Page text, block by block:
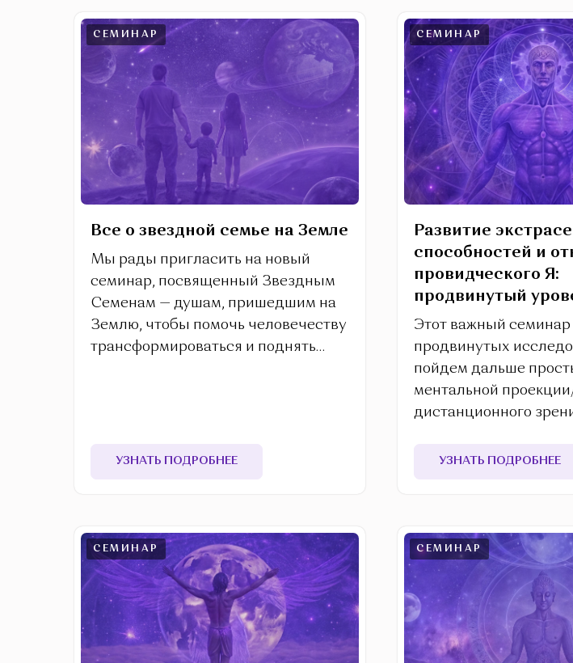
СЕМИНАР
Все о звездной семье на Земле
Мы рады пригласить на новый
семинар, посвященный Звездным
Семенам — душам, пришедшим на
Землю, чтобы помочь человечеству
трансформироваться и поднять
УЗНАТЬ ПОДРОБНЕЕ
СЕМИНАР
Развитие
способностей и
провидческого Я:
продвинутый
Этот важный семинар
продвинутых
пойдем дальше
ментальной
дистанционного
объемные процессы.
УЗНАТЬ ПОДРОБНЕЕ
СЕМИНАР СЕМИНАР